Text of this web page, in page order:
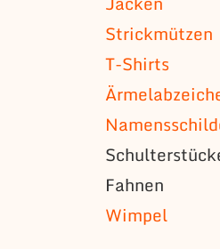
Strickmützen
T-Shirts
Fahnen
Wimpel